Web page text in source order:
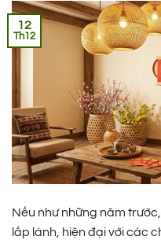
12
Th12
Nếu như những năm
lấp lánh, hiện đại với các